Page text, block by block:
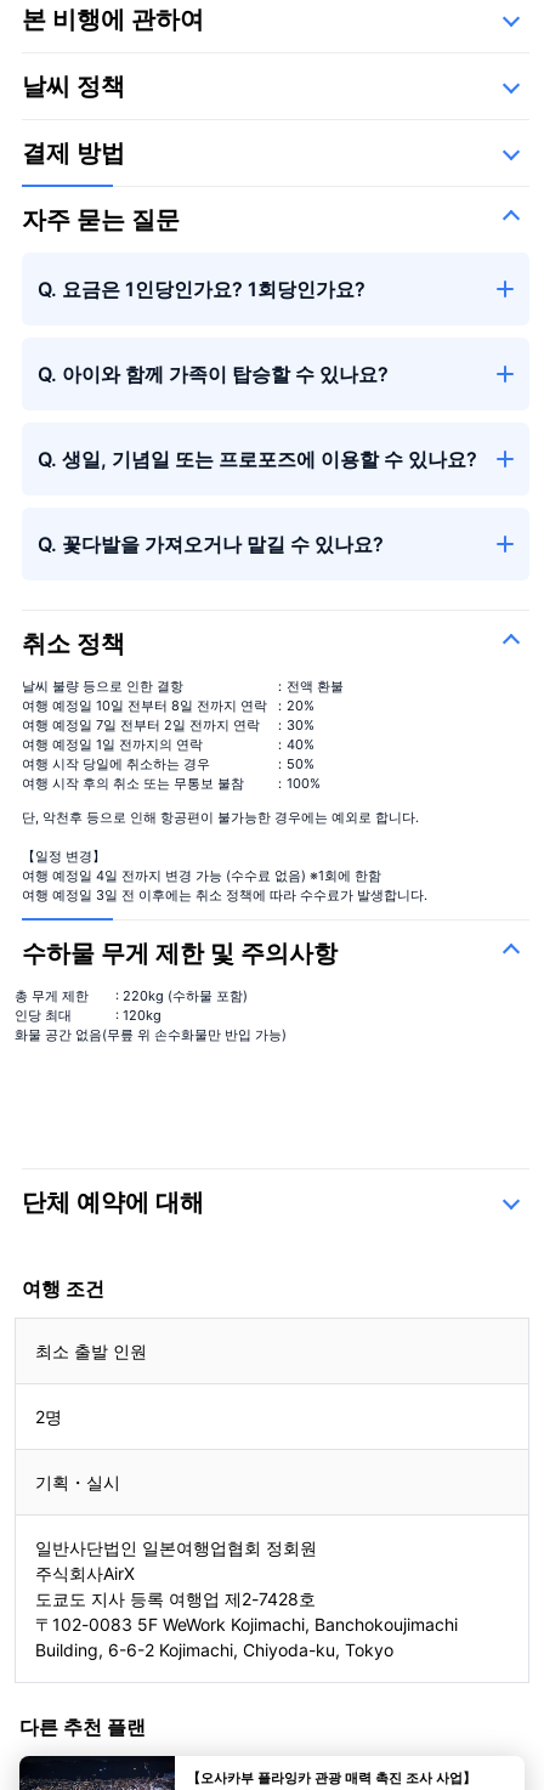
다이이치 항공 주식회사
본 비행에 관하여
날씨 정책
결제 방법
자주 묻는 질문
Q. 요금은 1인당인가요? 1회당인가요?
Q. 아이와 함께 가족이 탑승할 수 있나요?
Q. 생일, 기념일 또는 프로포즈에 이용할 수 있나요?
Q. 꽃다발을 가져오거나 맡길 수 있나요?
취소 정책
날씨 불량 등으로 인한 결항
：전액 환불
여행 예정일 10일 전부터 8일 전까지 연락
：20%
여행 예정일 7일 전부터 2일 전까지 연락
：30%
여행 예정일 1일 전까지의 연락
：40%
여행 시작 당일에 취소하는 경우
：50%
여행 시작 후의 취소 또는 무통보 불참
：100%
단, 악천후 등으로 인해 항공편이 불가능한 경우에는 예외로 합니다.
【일정 변경】
여행 예정일 4일 전까지 변경 가능 (수수료 없음) ※1회에 한함
여행 예정일 3일 전 이후에는 취소 정책에 따라 수수료가 발생합니다.
수하물 무게 제한 및 주의사항
총 무게 제한
: 220kg (수하물 포함)
인당 최대
: 120kg
화물 공간 없음(무릎 위 손수화물만 반입 가능)
단체 예약에 대해
여행 조건
최소 출발 인원
2명
기획・실시
일반사단법인 일본여행업협회 정회원
주식회사AirX
도쿄도 지사 등록 여행업 제2-7428호
〒102-0083 5F WeWork Kojimachi, Banchokoujimachi
Building, 6-6-2 Kojimachi, Chiyoda-ku, Tokyo
다른 추천 플랜
【오사카부 플라잉카 관광 매력 촉진 조사 사업】